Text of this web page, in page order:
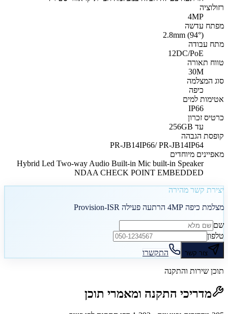
רזולוציה
4MP
מפתח עדשה
2.8mm (94°)
מתח עבודה
12DC/PoE
טווח תאורה
30M
סוג המצלמה
כיפה
אטימות למים
IP66
כרטיס זכרון
עד 256GB
קופסת הגבהה
PR-JB14IP66/ PR-JB14IP64
מאפיינים מיוחדים
Hybrid Led Two-way Audio Built-in Mic built-in Speaker
NDAA CHECK POINT EMBEDDED
יצירת קשר מהירה
מצלמת כיפה 4MP הרתעה פעילה Provision-ISR
שם
טלפון
צור קשר התקשרו
תוכן שירות והתקנה
מדריכי התקנה ומאמרי תוכן